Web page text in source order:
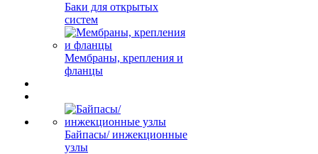
Баки для открытых
систем
Мембраны, крепления и
фланцы
Байпасы/ инжекционные
узлы